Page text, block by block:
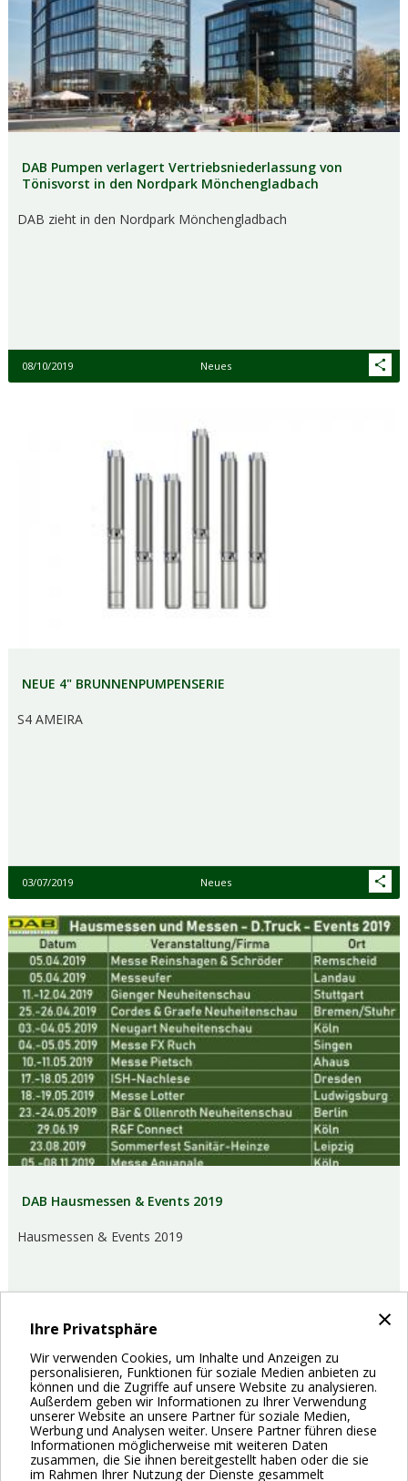
×
Ihre Privatsphäre
Wir verwenden Cookies, um Inhalte und Anzeigen zu
personalisieren, Funktionen für soziale Medien anbieten zu
können und die Zugriffe auf unsere Website zu analysieren.
Außerdem geben wir Informationen zu Ihrer Verwendung
unserer Website an unsere Partner für soziale Medien,
Werbung und Analysen weiter. Unsere Partner führen diese
Informationen möglicherweise mit weiteren Daten
zusammen, die Sie ihnen bereitgestellt haben oder die sie
im Rahmen Ihrer Nutzung der Dienste gesammelt
DAB Pumpen verlagert Vertriebsniederlassung von
Tönisvorst in den Nordpark Mönchengladbach
DAB zieht in den Nordpark Mönchengladbach
08/10/2019 Neues
NEUE 4" BRUNNENPUMPENSERIE
S4 AMEIRA
03/07/2019 Neues
DAB Hausmessen & Events 2019
Hausmessen & Events 2019
08/03/2019 Neues
Seitennummerierung
Aktuelle
Seite
1 Page
2
Nächste
Seite
Next ›